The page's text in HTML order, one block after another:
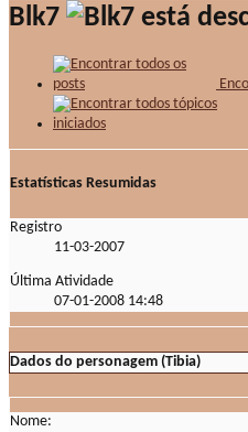
Blk7
Estatísticas Resumidas
Registro
11-03-2007
Última Atividade
07-01-2008 14:48
Dados do personagem (Tibia)
Nome: